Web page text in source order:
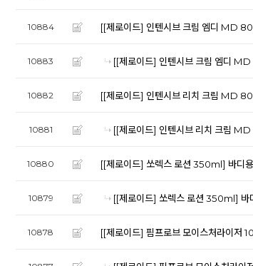
10884 [[제로이드] 인텐시브 크림 엠디 MD
10883 [[제로이드] 인텐시브 크림 엠디
10882 [[제로이드] 인텐시브 리치 크림 MD
10881 [[제로이드] 인텐시브 리치 크림
10880 [[제로이드] 쏘렉스 로션 350ml] 바디용
10879 [[제로이드] 쏘렉스 로션 350ml] 바
10878 [[제로이드] 핌프로브 모이스처라이저